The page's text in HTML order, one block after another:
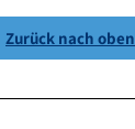
Zurück nach oben